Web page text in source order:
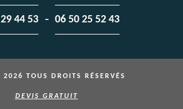
44 53 - 06 50 25 52 43
TOUS DROITS RÉSERVÉS
DEVIS GRATUIT